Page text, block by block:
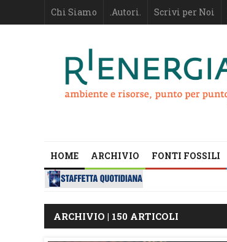
Chi Siamo .Autori. Scrivi per Noi
HOME ARCHIVIO FONTI FOSSILI
ARCHIVIO | 150 ARTICOLI